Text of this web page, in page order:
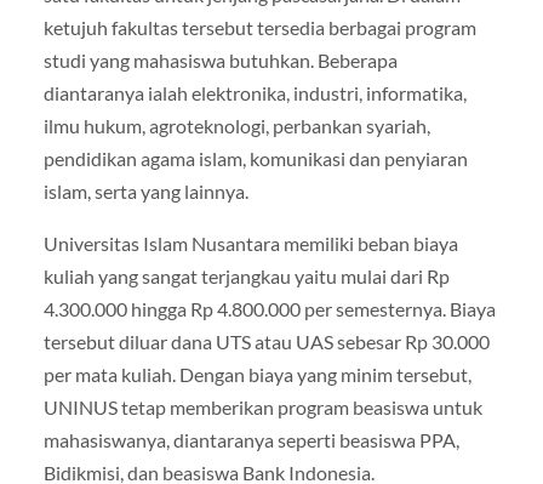
ketujuh fakultas tersebut tersedia berbagai program
studi yang mahasiswa butuhkan. Beberapa
diantaranya ialah elektronika, industri, informatika,
ilmu hukum, agroteknologi, perbankan syariah,
pendidikan agama islam, komunikasi dan penyiaran
islam, serta yang lainnya.
Universitas Islam Nusantara memiliki beban biaya
kuliah yang sangat terjangkau yaitu mulai dari Rp
4.300.000 hingga Rp 4.800.000 per semesternya. Biaya
tersebut diluar dana UTS atau UAS sebesar Rp 30.000
per mata kuliah. Dengan biaya yang minim tersebut,
UNINUS tetap memberikan program beasiswa untuk
mahasiswanya, diantaranya seperti beasiswa PPA,
Bidikmisi, dan beasiswa Bank Indonesia.